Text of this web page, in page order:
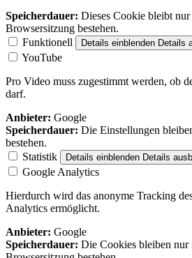
Speicherdauer: Dieses Cookie bleibt
Browsersitzung bestehen.
Funktionell
Details einblenden Details
YouTube
Pro Video muss zugestimmt werden, ob
darf.
Anbieter: Google
Speicherdauer: Die Einstellungen
bestehen.
Statistik
Details einblenden Details
Google Analytics
Hierdurch wird das anonyme Tracking
Analytics ermöglicht.
Anbieter: Google
Speicherdauer: Die Cookies bleiben nur